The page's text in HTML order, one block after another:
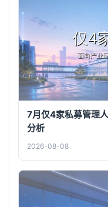
7月仅4家私募管理
分析
2026-08-08